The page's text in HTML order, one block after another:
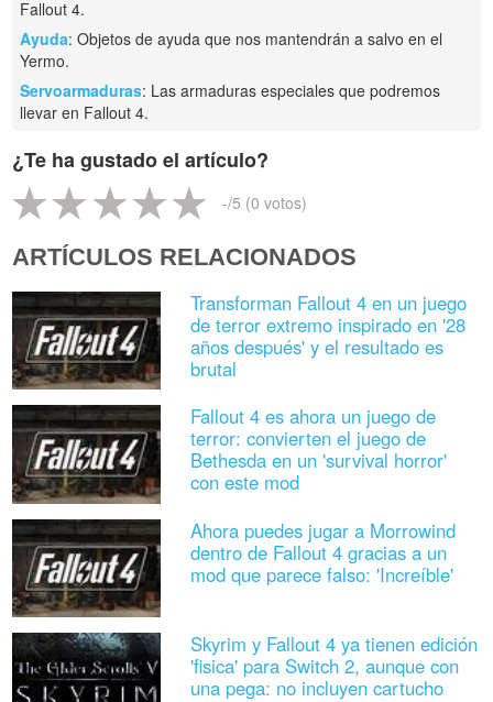
Fallout 4.
Ayuda: Objetos de ayuda que nos mantendrán a salvo en el
Yermo.
Servoarmaduras: Las armaduras especiales que podremos
llevar en Fallout 4.
¿Te ha gustado el artículo?
-/5 (0 votos)
ARTÍCULOS RELACIONADOS
Transforman Fallout 4 en un juego
de terror extremo inspirado en '28
años después' y el resultado es
brutal
Fallout 4 es ahora un juego de
terror: convierten el juego de
Bethesda en un 'survival horror'
con este mod
Ahora puedes jugar a Morrowind
dentro de Fallout 4 gracias a un
mod que parece falso: 'Increíble'
Skyrim y Fallout 4 ya tienen edición
'fisica' para Switch 2, aunque con
una pega: no incluyen cartucho